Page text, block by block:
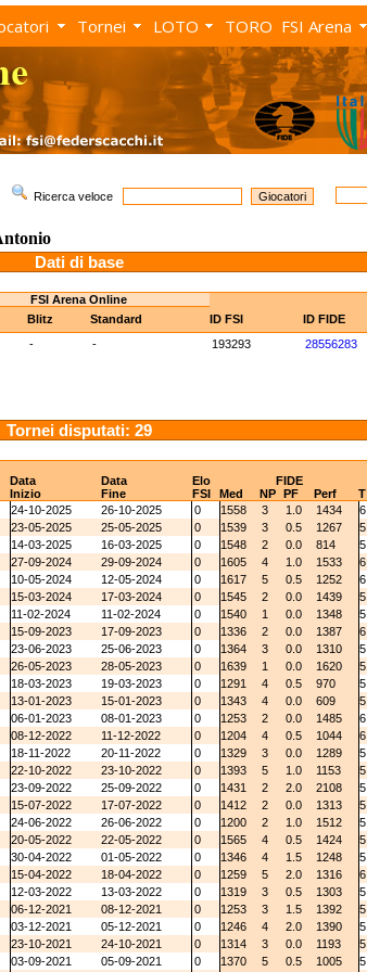
Tornei LOTO TORO FSI Arena
Ricerca veloce
Dati di base
FSI Arena Online
Blitz Standard ID FSI ID FIDE
- - 193293 28556283
Tornei disputati: 29
Data Data Elo FIDE
Inizio Fine FSI Med NP PF Perf T
24-10-2025 26-10-2025 0 1558 3 1.0 1434 6
23-05-2025 25-05-2025 0 1539 3 0.5 1267 5
14-03-2025 16-03-2025 0 1548 2 0.0 814 5
27-09-2024 29-09-2024 0 1605 4 1.0 1533 6
10-05-2024 12-05-2024 0 1617 5 0.5 1252 6
15-03-2024 17-03-2024 0 1545 2 0.0 1439 5
11-02-2024 11-02-2024 0 1540 1 0.0 1348 5
15-09-2023 17-09-2023 0 1336 2 0.0 1387 6
23-06-2023 25-06-2023 0 1364 3 0.0 1310 5
26-05-2023 28-05-2023 0 1639 1 0.0 1620 5
18-03-2023 19-03-2023 0 1291 4 0.5 970 5
13-01-2023 15-01-2023 0 1343 4 0.0 609 5
06-01-2023 08-01-2023 0 1253 2 0.0 1485 6
08-12-2022 11-12-2022 0 1204 4 0.5 1044 6
18-11-2022 20-11-2022 0 1329 3 0.0 1289 5
22-10-2022 23-10-2022 0 1393 5 1.0 1153 5
23-09-2022 25-09-2022 0 1431 2 2.0 2108 5
15-07-2022 17-07-2022 0 1412 2 0.0 1313 5
24-06-2022 26-06-2022 0 1200 2 1.0 1512 5
20-05-2022 22-05-2022 0 1565 4 0.5 1424 5
30-04-2022 01-05-2022 0 1346 4 1.5 1248 5
15-04-2022 18-04-2022 0 1259 5 2.0 1316 6
12-03-2022 13-03-2022 0 1319 3 0.5 1303 5
06-12-2021 08-12-2021 0 1253 3 1.5 1392 5
03-12-2021 05-12-2021 0 1246 4 2.0 1390 5
23-10-2021 24-10-2021 0 1314 3 0.0 1193 5
03-09-2021 05-09-2021 0 1370 5 0.5 1005 5